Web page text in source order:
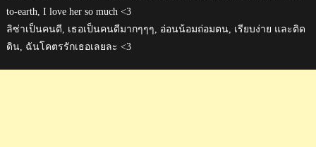
to-earth, I love her so much <3
ลิซ่าเป็นคนดี, เธอเป็นคนดีมากๆๆๆ, อ่อนน้อมถ่อมตน, เรียบง่าย และติด
ดิน, ฉันโคตรรักเธอเลยละ <3